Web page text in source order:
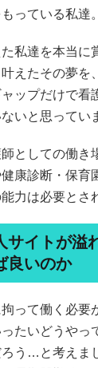
っている私達。
私達を本当に
えたその夢を
ップだけで看
いと思ってい
としての働き
康診断・保育
力は必要とさ
サイトが溢
良いのか
って働く必要
たいどうやっ
う…と考えま